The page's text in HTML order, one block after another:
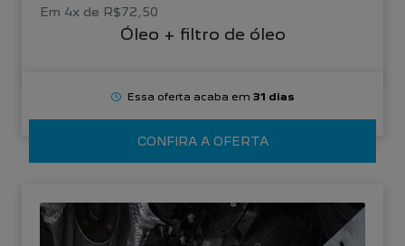
Óleo + filtro de óleo
Em 4x de R$72,50
Essa oferta acaba em 31 dias
CONFIRA A OFERTA